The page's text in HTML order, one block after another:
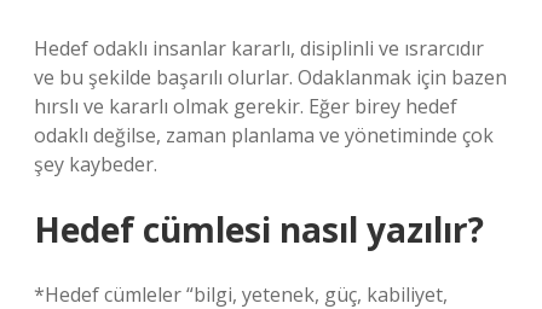
Hedef odaklı insanlar kararlı, disiplinli ve ısrarcıdır
ve bu şekilde başarılı olurlar. Odaklanmak için bazen
hırslı ve kararlı olmak gerekir. Eğer birey hedef
odaklı değilse, zaman planlama ve yönetiminde çok
şey kaybeder.
Hedef cümlesi nasıl yazılır?
*Hedef cümleler “bilgi, yetenek, güç, kabiliyet,